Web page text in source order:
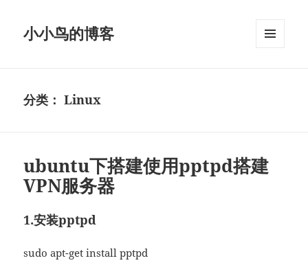
小小鸟的博客
分类：Linux
ubuntu下搭建使用pptpd搭建
VPN服务器
1.安装pptpd
sudo apt-get install pptpd